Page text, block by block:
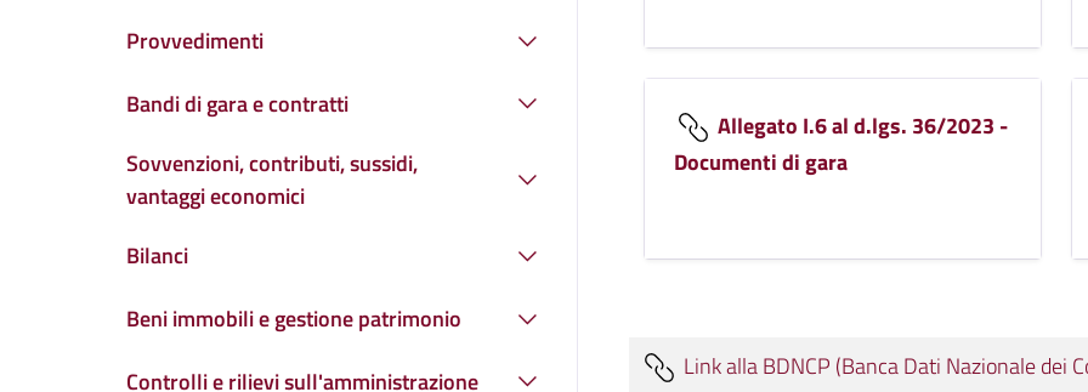
Provvedimenti
Bandi di gara e contratti
Sovvenzioni, contributi, sussidi,
vantaggi economici
Bilanci
Beni immobili e gestione patrimonio
Controlli e rilievi sull'amministrazione
Allegato I.6 al d.lgs. 36/2023 -
Documenti di gara
Link alla BDNCP (Banca Dati Nazionale dei